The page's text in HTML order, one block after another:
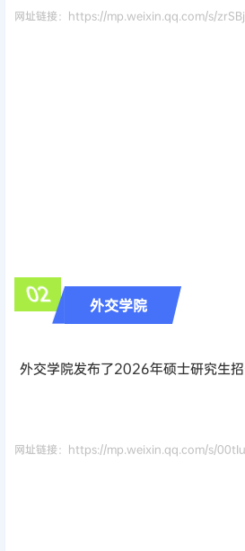
网址链接：https://mp.weixin.qq.com/s/
02 外交学院
外交学院发布了2026年硕士研究生招
网址链接：https://mp.weixin.qq.com/s/